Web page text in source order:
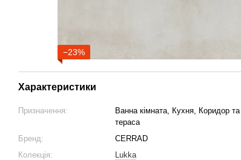
−23%
Характеристики
Призначення:
Ванна кімната, Кухня, Коридор та
тераса
Бренд:
CERRAD
Колекція:
Lukka